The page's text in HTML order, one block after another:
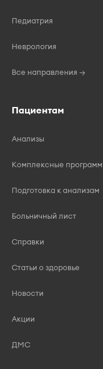
Педиатрия
Неврология
Все направления →
Пациентам
Анализы
Комплексные
Подготовка к анализам
Больничный лист
Справки
Статьи о здоровье
Новости
Акции
ДМС